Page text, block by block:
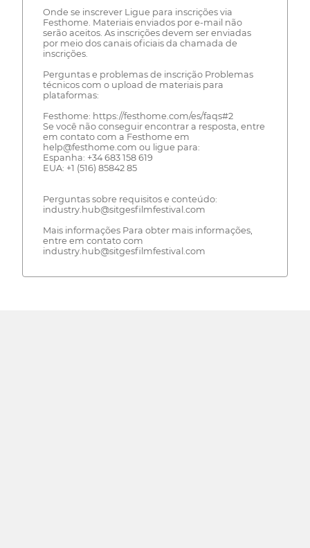
Onde se inscrever Ligue para inscrições via
Festhome. Materiais enviados por e-mail não
serão aceitos. As inscrições devem ser enviadas
por meio dos canais oficiais da chamada de
inscrições.
Perguntas e problemas de inscrição Problemas
técnicos com o upload de materiais para
plataformas:
Festhome: https://festhome.com/es/faqs#2
Se você não conseguir encontrar a resposta, entre
em contato com a Festhome em
help@festhome.com ou ligue para:
Espanha: +34 683 158 619
EUA: +1 (516) 85842 85
Perguntas sobre requisitos e conteúdo:
industry.hub@sitgesfilmfestival.com
Mais informações Para obter mais informações,
entre em contato com
industry.hub@sitgesfilmfestival.com